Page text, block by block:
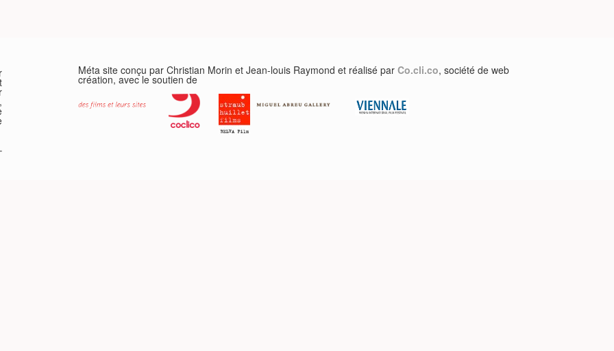
Méta site conçu par Christian Morin et Jean-louis Raymond et réalisé par Co.cli.co, société de web
création, avec le soutien de